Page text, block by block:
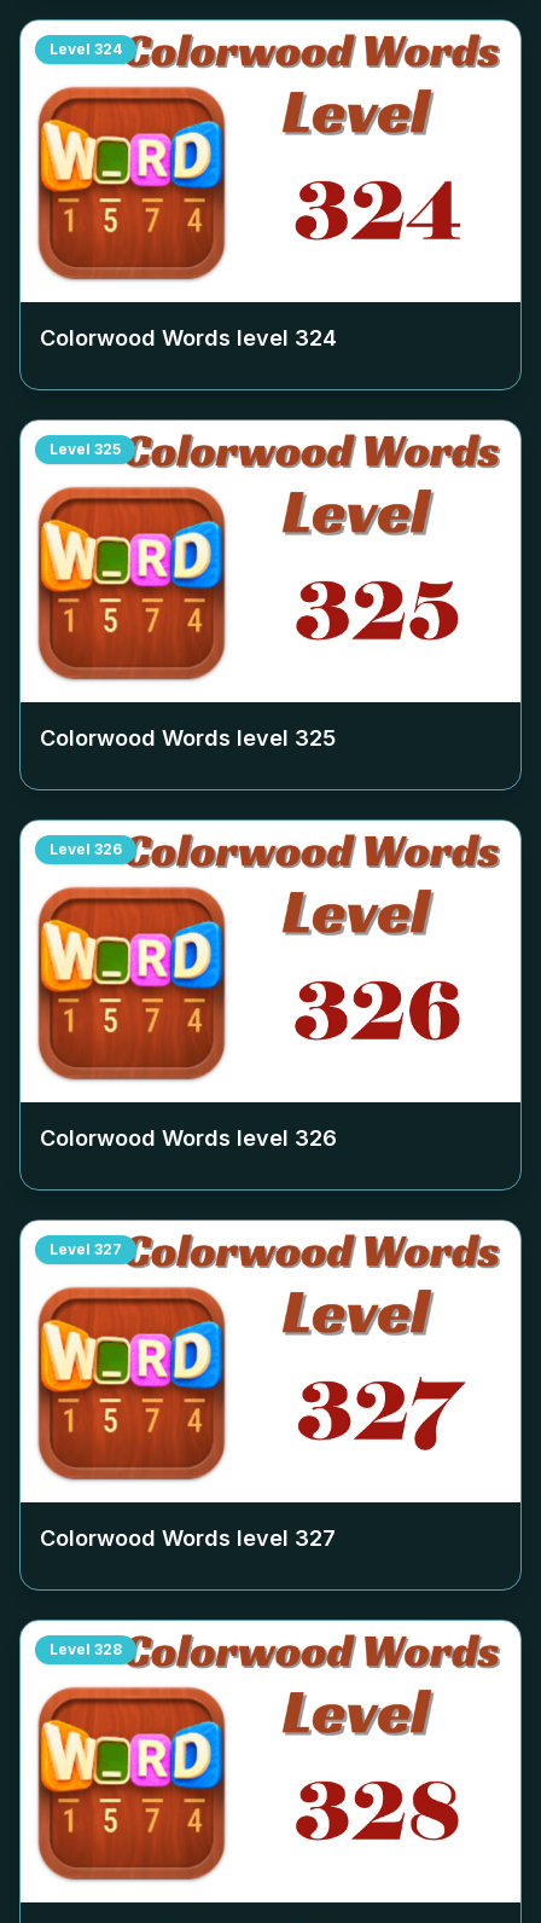
Level 324
Colorwood Words level 324
Level 325
Colorwood Words level 325
Level 326
Colorwood Words level 326
Level 327
Colorwood Words level 327
Level 328